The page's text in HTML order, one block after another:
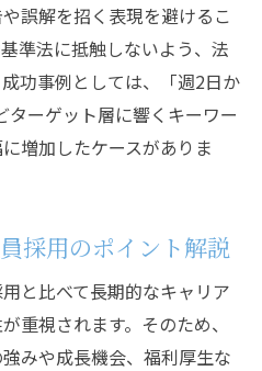
誤解を招く表現を避けるこ
準法に抵触しないよう、法
功事例としては、「週2日か
ターゲット層に響くキーワー
増加したケースがありま
採用のポイント解説
と比べて長期的なキャリア
重視されます。そのため、
みや成長機会、福利厚生な